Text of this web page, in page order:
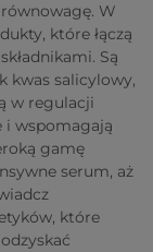
W
które łączą
Są
kwas salicylowy,
w regulacji
i wspomagają
gamę
serum, aż
które